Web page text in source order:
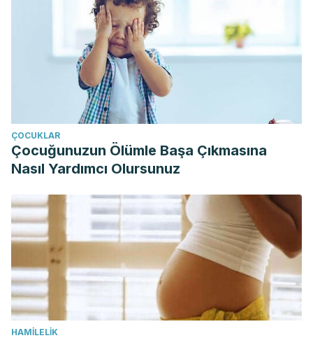
ÇOCUKLAR
Çocuğunuzun Ölümle Başa Çıkmasına
Nasıl Yardımcı Olursunuz
HAMILELIK